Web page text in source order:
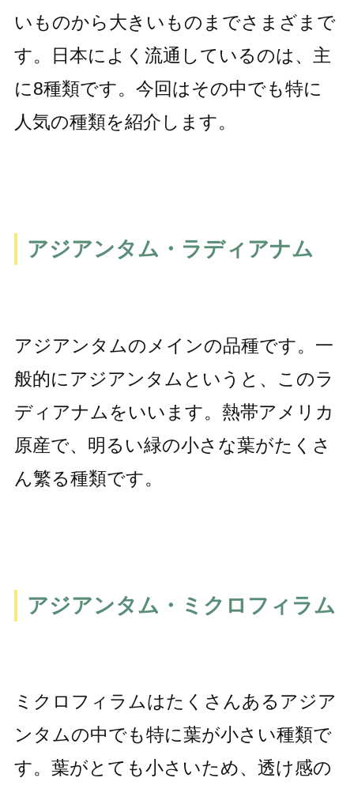
いものから大きいものまでさまざまで
す。日本によく流通しているのは、主
に8種類です。今回はその中でも特に
人気の種類を紹介します。
アジアンタム・ラディアナム
アジアンタムのメインの品種です。一
般的にアジアンタムというと、このラ
ディアナムをいいます。熱帯アメリカ
原産で、明るい緑の小さな葉がたくさ
ん繁る種類です。
アジアンタム・ミクロフィラム
ミクロフィラムはたくさんあるアジア
ンタムの中でも特に葉が小さい種類で
す。葉がとても小さいため、透け感の